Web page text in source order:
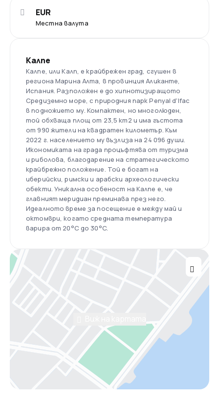
Местна валута
EUR
Калпе
Калпе, или Калп, е крайбрежен град, сгушен в
региона Марина Алта, в провинция Аликанте,
Испания. Разположен е до хипнотизиращото
Средиземно море, с природния парк Penyal d'Ifac
в подножието му. Компактен, но многолюден,
той обхваща площ от 23,5 km2 и има гъстота
от 990 жители на квадратен километър. Към
2022 г. населението му възлиза на 24 096 души.
Икономиката на града процъфтява от туризма
и риболова, благодарение на стратегическото
крайбрежно положение. Той е богат на
иберийски, римски и арабски археологически
обекти. Уникална особеност на Калпе е, че
главният меридиан преминава през него.
Идеалното време за посещение е между май и
октомври, когато средната температура
варира от 20°C до 30°C.